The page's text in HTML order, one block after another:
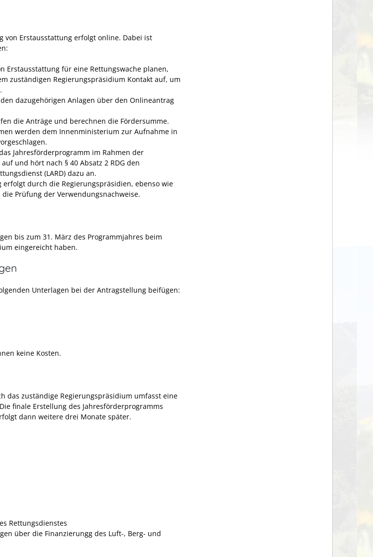
von Erstausstattung erfolgt online. Dabei ist
Erstausstattung für eine Rettungswache planen,
zuständigen Regierungspräsidium Kontakt auf, um
dazugehörigen Anlagen über den Onlineantrag
die Anträge und berechnen die Fördersumme.
werden dem Innenministerium zur Aufnahme in
Jahresförderprogramm im Rahmen der
und hört nach § 40 Absatz 2 RDG den
(LARD) dazu an.
erfolgt durch die Regierungspräsidien, ebenso wie
Prüfung der Verwendungsnachweise.
bis zum 31. März des Programmjahres beim
eingereicht haben.
Unterlagen bei der Antragstellung beifügen:
keine Kosten.
das zuständige Regierungspräsidium umfasst eine
finale Erstellung des Jahresförderprogramms
dann weitere drei Monate später.
Rettungsdienstes
über die Finanzierungg des Luft-, Berg- und